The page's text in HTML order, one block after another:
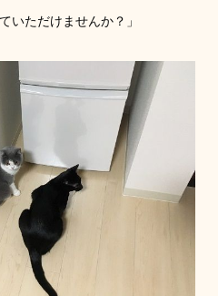
いただけませんか？」